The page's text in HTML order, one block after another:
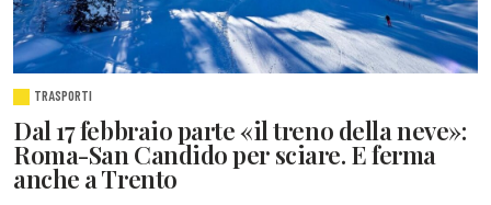
TRASPORTI
Dal 17 febbraio parte «il treno della neve»:
Roma-San Candido per sciare. E ferma
anche a Trento